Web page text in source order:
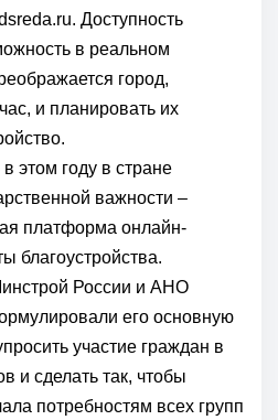
Доступность
в реальном
город,
и планировать их
этом году в стране
важности –
платформа онлайн-
благоустройства.
России и АНО
его основную
участие граждан в
и сделать так, чтобы
потребностям всех групп